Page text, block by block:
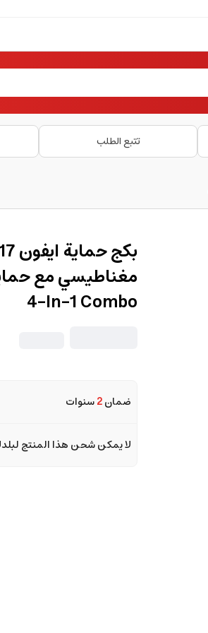
تتبع الطلب
4-In-1 Combo
ضمان2سنوات
لا يمكن شحن هذا المنتج